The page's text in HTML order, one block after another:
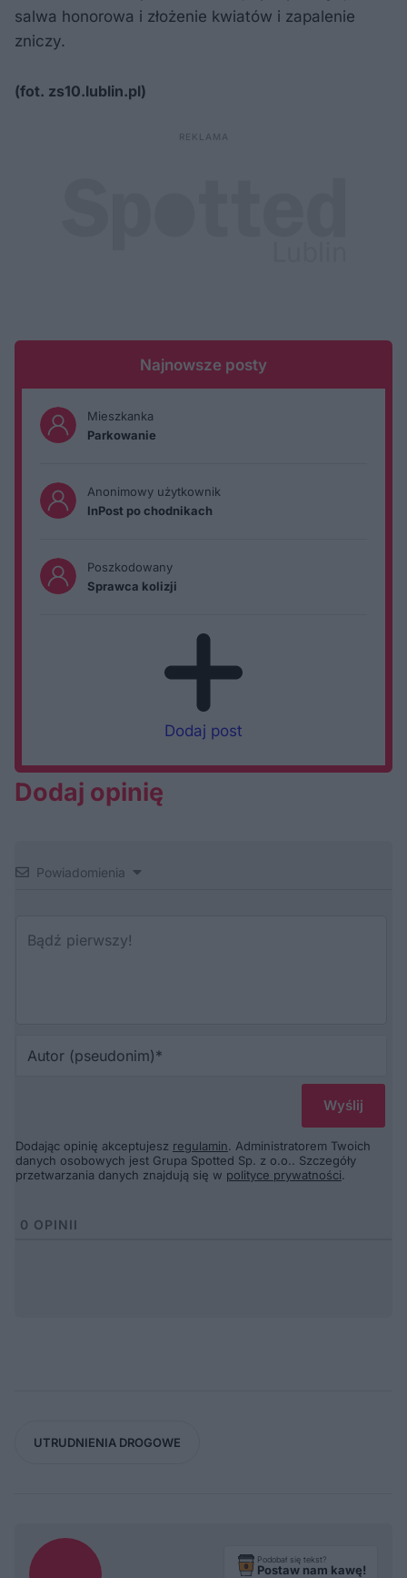
salwa honorowa i złożenie kwiatów i zapalenie
zniczy.
(fot. zs10.lublin.pl)
Najnowsze posty
Mieszkanka
Parkowanie
Anonimowy użytkownik
InPost po chodnikach
Poszkodowany
Sprawca kolizji
Dodaj post
Dodaj opinię
Powiadomienia
Dodając opinię akceptujesz regulamin. Administratorem Twoich
danych osobowych jest Grupa Spotted Sp. z o.o.. Szczegóły
przetwarzania danych znajdują się w polityce prywatności.
0 OPINII
UTRUDNIENIA DROGOWE
Podobał się tekst?
Postaw nam kawę!